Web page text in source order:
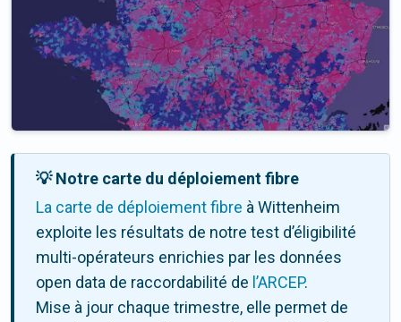
💡 Notre carte du déploiement fibre
La carte de déploiement fibre à Wittenheim
exploite les résultats de notre test d’éligibilité
multi-opérateurs enrichies par les données
open data de raccordabilité de l’ARCEP.
Mise à jour chaque trimestre, elle permet de